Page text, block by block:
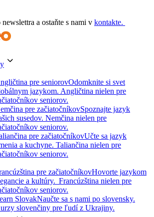
newslettra a ostaňte s nami v kontakte.
pre seniorovOdomknite si svet
jazykom. Angličtina nielen pre
seniorov.
pre začiatočníkovSpoznajte jazyk
susedov. Nemčina nielen pre
seniorov.
pre začiatočníkovUčte sa jazyk
a kuchyne. Taliančina nielen pre
seniorov.
pre začiatočníkovHovorte jazykom
a kultúry. Francúzština nielen pre
seniorov.
SlovakNaučte sa s nami po slovensky.
slovenčiny pre ľudí z Ukrajiny.